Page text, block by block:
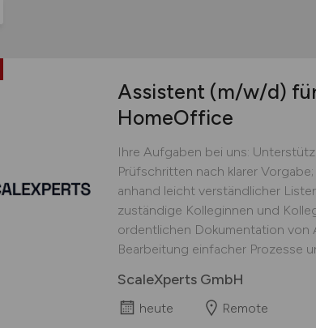
Assistent (m/w/d)
HomeOffice
Ihre Aufgaben bei uns:
Prüfschritten nach klarer
anhand leicht verständlicher
zuständige Kolleginnen und
ordentlichen Dokumentation von
Bearbeitung einfacher Prozesse
ScaleXperts GmbH
heute Remote